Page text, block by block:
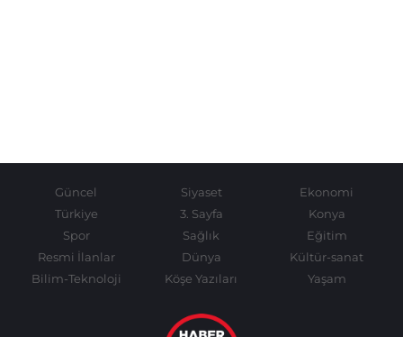
Güncel Siyaset
Ekonomi
Türkiye
3. Sayfa
Konya
Spor
Sağlık
Eğitim
Resmi İlanlar
Dünya
Kültür-sanat
Bilim-Teknoloji
Köşe Yazıları Yaşam